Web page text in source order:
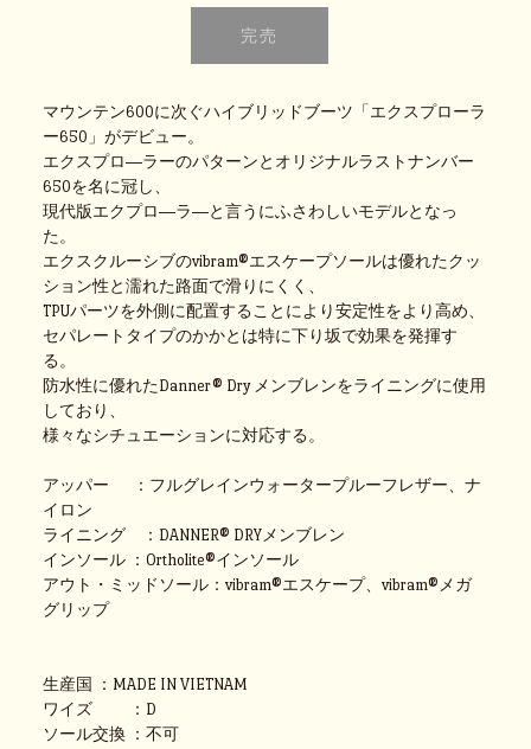
マウンテン600に次ぐハイブリッドブーツ「エクスプローラ
ー650」がデビュー。
エクスプロ―ラーのパターンとオリジナルラストナンバー
650を名に冠し、
現代版エクプロ―ラ―と言うにふさわしいモデルとなっ
た。
エクスクルーシブのvibram®エスケープソールは優れたクッ
ション性と濡れた路面で滑りにくく、
TPUパーツを外側に配置することにより安定性をより高め、
セパレートタイプのかかとは特に下り坂で効果を発揮す
る。
防水性に優れたDanner® Dry メンブレンをライニングに使用
しており、
様々なシチュエーションに対応する。
アッパー ：フルグレインウォータープルーフレザー、ナ
イロン
ライニング ：DANNER® DRYメンブレン
インソール ：Ortholite®インソール
アウト・ミッドソール：vibram®エスケープ、vibram®メガ
グリップ
生産国 ：MADE IN VIETNAM
ワイズ ：D
ソール交換 ：不可